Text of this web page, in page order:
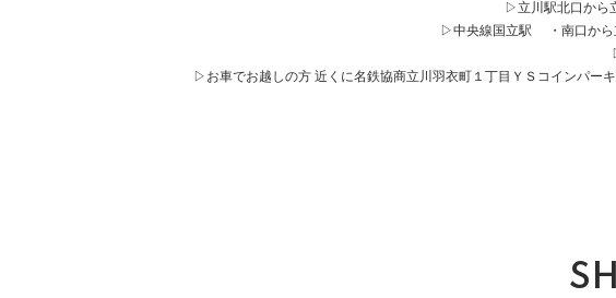
▷立川駅北口から
▷中央線国立駅 ・南口から
▷お車でお越しの方 近くに名鉄協商立川羽衣町１丁目ＹＳコインパー